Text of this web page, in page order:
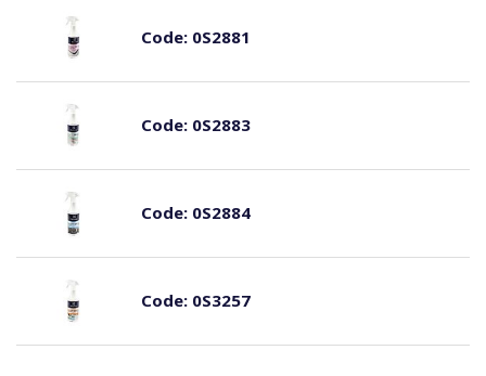
Code:0S2881
Code:0S2883
Code:0S2884
Code:0S3257